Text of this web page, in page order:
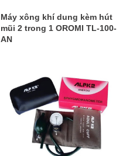
Máy xông khí dung kèm hút
mũi 2 trong 1 OROMI TL-100-
AN